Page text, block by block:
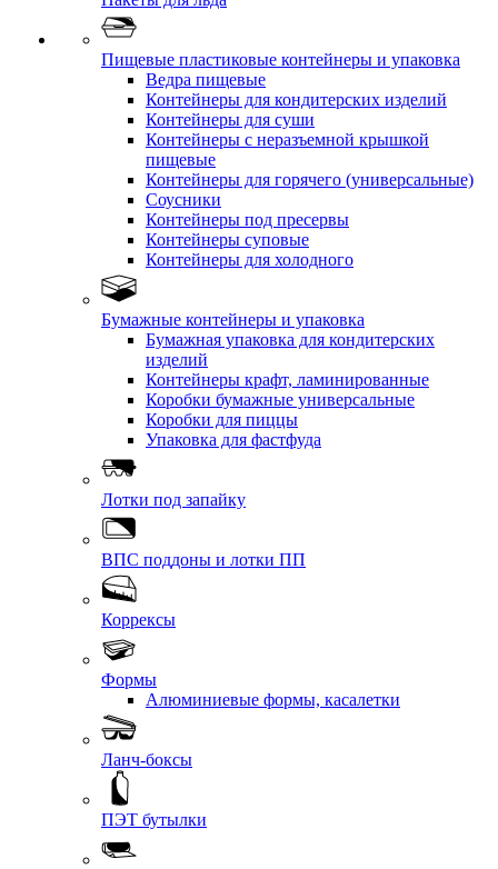
Пищевые пластиковые контейнеры и упаковка
Ведра пищевые
Контейнеры для кондитерских изделий
Контейнеры для суши
Контейнеры с неразъемной крышкой
пищевые
Контейнеры для горячего (универсальные)
Соусники
Контейнеры под пресервы
Контейнеры суповые
Контейнеры для холодного
Бумажные контейнеры и упаковка
Бумажная упаковка для кондитерских
изделий
Контейнеры крафт, ламинированные
Коробки бумажные универсальные
Коробки для пиццы
Упаковка для фастфуда
Лотки под запайку
ВПС поддоны и лотки ПП
Коррексы
Формы
Алюминиевые формы, касалетки
Ланч-боксы
ПЭТ бутылки